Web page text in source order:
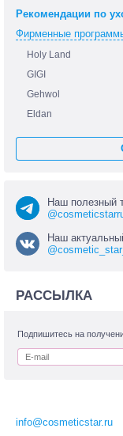
Рекомендации по
Фирменные
Holy Land
GIGI
Gehwol
Eldan
Наш полезный
Наш
РАССЫЛКА
Подпишитесь на
info@cosmeticstar.ru